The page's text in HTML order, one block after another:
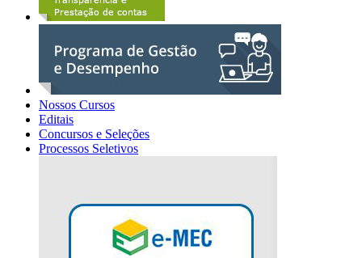
Nossos Cursos
Editais
Concursos e Seleções
Processos Seletivos